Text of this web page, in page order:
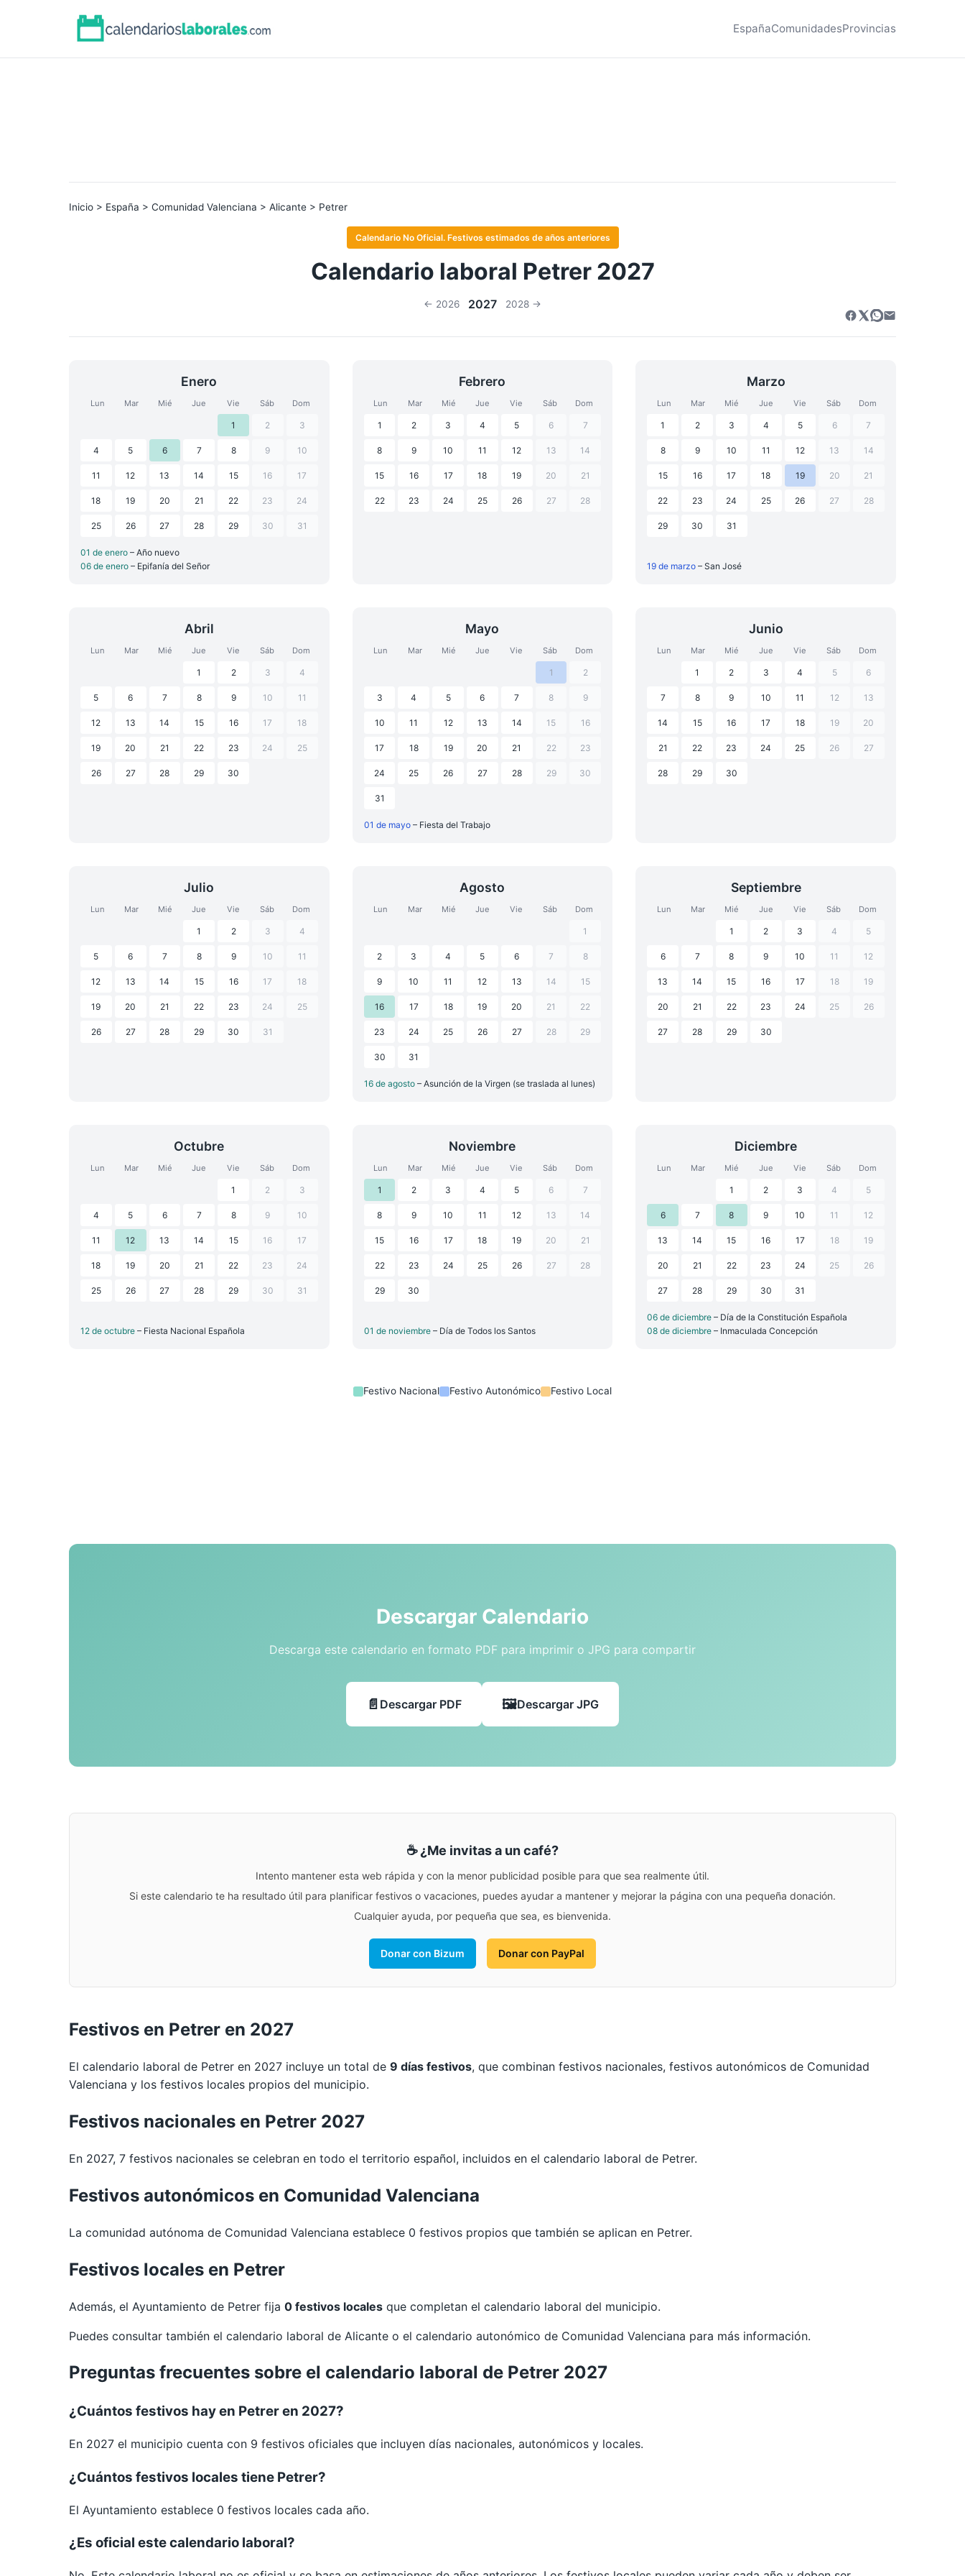
EspañaComunidadesProvincias
Inicio > España > Comunidad Valenciana > Alicante > Petrer
Calendario No Oficial. Festivos estimados de años anteriores
Calendario laboral Petrer 2027
← 2026 2027 2028 →
Enero
Lun Mar Mié Jue Vie Sáb Dom
1 2 3
4 5 6 7 8 9 10
11 12 13 14 15 16 17
18 19 20 21 22 23 24
25 26 27 28 29 30 31
01 de enero – Año nuevo
06 de enero – Epifanía del Señor
Febrero
Lun Mar Mié Jue Vie Sáb Dom
1 2 3 4 5 6 7
8 9 10 11 12 13 14
15 16 17 18 19 20 21
22 23 24 25 26 27 28
Marzo
Lun Mar Mié Jue Vie Sáb Dom
1 2 3 4 5 6 7
8 9 10 11 12 13 14
15 16 17 18 19 20 21
22 23 24 25 26 27 28
29 30 31
19 de marzo– San José
Abril
Lun Mar Mié Jue Vie Sáb Dom
1 2 3 4
5 6 7 8 9 10 11
12 13 14 15 16 17 18
19 20 21 22 23 24 25
26 27 28 29 30
Mayo
Lun Mar Mié Jue Vie Sáb Dom
1 2
3 4 5 6 7 8 9
10 11 12 13 14 15 16
17 18 19 20 21 22 23
24 25 26 27 28 29 30
31
01 de mayo – Fiesta del Trabajo
Junio
Lun Mar Mié Jue Vie Sáb Dom
1 2 3 4 5 6
7 8 9 10 11 12 13
14 15 16 17 18 19 20
21 22 23 24 25 26 27
28 29 30
Julio
Lun Mar Mié Jue Vie Sáb Dom
1 2 3 4
5 6 7 8 9 10 11
12 13 14 15 16 17 18
19 20 21 22 23 24 25
26 27 28 29 30 31
Agosto
Lun Mar Mié Jue Vie Sáb Dom
1
2 3 4 5 6 7 8
9 10 11 12 13 14 15
16 17 18 19 20 21 22
23 24 25 26 27 28 29
30 31
16 de agosto – Asunción de la Virgen (se traslada al lunes)
Septiembre
Lun Mar Mié Jue Vie Sáb Dom
1 2 3 4 5
6 7 8 9 10 11 12
13 14 15 16 17 18 19
20 21 22 23 24 25 26
27 28 29 30
Octubre
Lun Mar Mié Jue Vie Sáb Dom
1 2 3
4 5 6 7 8 9 10
11 12 13 14 15 16 17
18 19 20 21 22 23 24
25 26 27 28 29 30 31
12 de octubre – Fiesta Nacional Española
Noviembre
Lun Mar Mié Jue Vie Sáb Dom
1 2 3 4 5 6 7
8 9 10 11 12 13 14
15 16 17 18 19 20 21
22 23 24 25 26 27 28
29 30
01 de noviembre – Día de Todos los Santos
Diciembre
Lun Mar Mié Jue Vie Sáb Dom
1 2 3 4 5
6 7 8 9 10 11 12
13 14 15 16 17 18 19
20 21 22 23 24 25 26
27 28 29 30 31
06 de diciembre– Día de la Constitución Española
08 de diciembre– Inmaculada Concepción
Festivo Nacional Festivo Autonómico Festivo Local
Descargar Calendario
Descarga este calendario en formato PDF para imprimir o JPG para compartir
Descargar PDF Descargar JPG
☕ ¿Me invitas a un café?
Intento mantener esta web rápida y con la menor publicidad posible para que sea realmente útil.
Si este calendario te ha resultado útil para planificar festivos o vacaciones, puedes ayudar a mantener y mejorar la página con una pequeña donación.
Cualquier ayuda, por pequeña que sea, es bienvenida.
Donar con Bizum Donar con PayPal
Festivos en Petrer en 2027
El calendario laboral de Petrer en 2027 incluye un total de 9 días festivos, que combinan festivos nacionales, festivos autonómicos de Comunidad
Valenciana y los festivos locales propios del municipio.
Festivos nacionales en Petrer 2027
En 2027, 7 festivos nacionales se celebran en todo el territorio español, incluidos en el calendario laboral de Petrer.
Festivos autonómicos en Comunidad Valenciana
La comunidad autónoma de Comunidad Valenciana establece 0 festivos propios que también se aplican en Petrer.
Festivos locales en Petrer
Además, el Ayuntamiento de Petrer fija 0 festivos locales que completan el calendario laboral del municipio.
Puedes consultar también el calendario laboral de Alicante o el calendario autonómico de Comunidad Valenciana para más información.
Preguntas frecuentes sobre el calendario laboral de Petrer 2027
¿Cuántos festivos hay en Petrer en 2027?
En 2027 el municipio cuenta con 9 festivos oficiales que incluyen días nacionales, autonómicos y locales.
¿Cuántos festivos locales tiene Petrer?
El Ayuntamiento establece 0 festivos locales cada año.
¿Es oficial este calendario laboral?